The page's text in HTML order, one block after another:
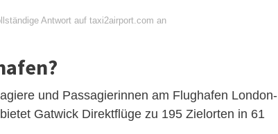
Antwort auf taxi2airport.com an
und Passagierinnen am Flughafen London-
Gatwick Direktflüge zu 195 Zielorten in 61